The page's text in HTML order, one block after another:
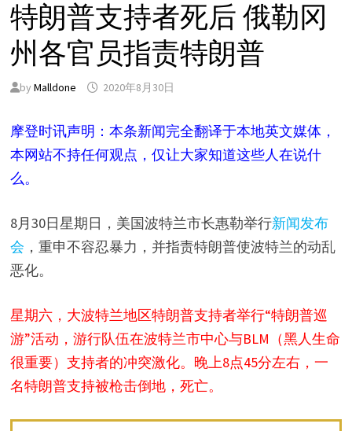
特朗普支持者死后 俄勒冈
州各官员指责特朗普
by Malldone 2020年8月30日
摩登时讯声明：本条新闻完全翻译于本地英文媒体，
本网站不持任何观点，仅让大家知道这些人在说什
么。
8月30日星期日，美国波特兰市长惠勒举行新闻发布
会 ，重申不容忍暴力，并指责特朗普使波特兰的动乱
恶化。
星期六，大波特兰地区特朗普支持者举行“特朗普巡
游”活动，游行队伍在波特兰市中心与BLM（黑人生命
很重要）支持者的冲突激化。晚上8点45分左右，一
名特朗普支持被枪击倒地，死亡。